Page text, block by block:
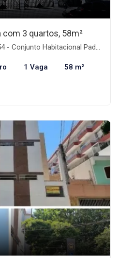
3 quartos, 58m²
Padre Manoel de Paiva, São Paulo-SP
1 Vaga 58 m²